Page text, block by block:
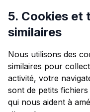
5. Cookies et
similaires
Nous utilisons des
similaires pour
activité, votre
sont de petits
qui nous aident à